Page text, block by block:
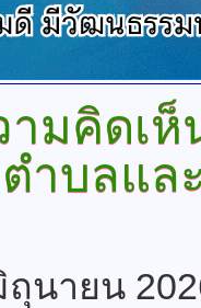
มคิดเ
บลแล
นายน